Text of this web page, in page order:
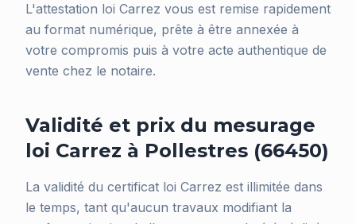
L'attestation loi Carrez vous est remise rapidement
au format numérique, prête à être annexée à
votre compromis puis à votre acte authentique de
vente chez le notaire.
Validité et prix du mesurage
loi Carrez à Pollestres (66450)
La validité du certificat loi Carrez est illimitée dans
le temps, tant qu'aucun travaux modifiant la